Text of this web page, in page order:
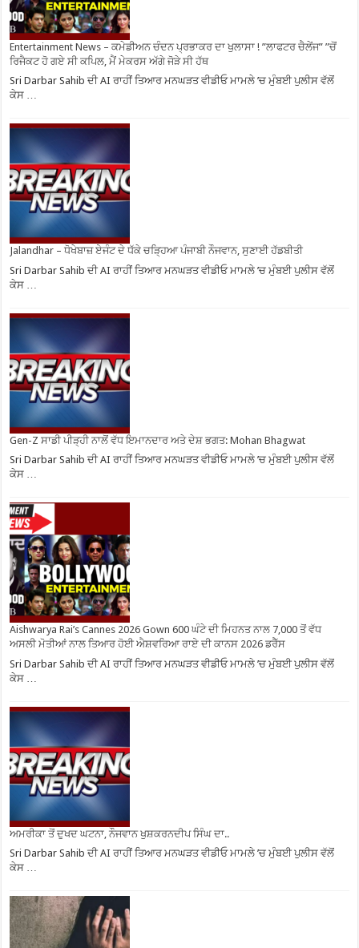
Entertainment News – ਕਮੇਡੀਅਨ ਚੰਦਨ ਪ੍ਰਭਾਕਰ ਦਾ ਖੁਲਾਸਾ ! ”ਲਾਫਟਰ ਚੈਲੇਂਜ” ”ਚੋਂ
ਰਿਜੈਕਟ ਹੋ ਗਏ ਸੀ ਕਪਿਲ, ਮੈਂ ਮੇਕਰਸ ਅੱਗੇ ਜੋੜੇ ਸੀ ਹੱਥ
Sri Darbar Sahib ਦੀ AI ਰਾਹੀਂ ਤਿਆਰ ਮਨਘੜਤ ਵੀਡੀਓ ਮਾਮਲੇ ’ਚ ਮੁੰਬਈ ਪੁਲੀਸ ਵੱਲੋਂ
ਕੇਸ …
Jalandhar – ਧੋਖੇਬਾਜ਼ ਏਜੰਟ ਦੇ ਧੱਕੇ ਚੜ੍ਹਿਆ ਪੰਜਾਬੀ ਨੌਜਵਾਨ, ਸੁਣਾਈ ਹੱਡਬੀਤੀ
Sri Darbar Sahib ਦੀ AI ਰਾਹੀਂ ਤਿਆਰ ਮਨਘੜਤ ਵੀਡੀਓ ਮਾਮਲੇ ’ਚ ਮੁੰਬਈ ਪੁਲੀਸ ਵੱਲੋਂ
ਕੇਸ …
Gen-Z ਸਾਡੀ ਪੀੜ੍ਹੀ ਨਾਲੋਂ ਵੱਧ ਇਮਾਨਦਾਰ ਅਤੇ ਦੇਸ਼ ਭਗਤ: Mohan Bhagwat
Sri Darbar Sahib ਦੀ AI ਰਾਹੀਂ ਤਿਆਰ ਮਨਘੜਤ ਵੀਡੀਓ ਮਾਮਲੇ ’ਚ ਮੁੰਬਈ ਪੁਲੀਸ ਵੱਲੋਂ
ਕੇਸ …
Aishwarya Rai’s Cannes 2026 Gown 600 ਘੰਟੇ ਦੀ ਮਿਹਨਤ ਨਾਲ 7,000 ਤੋਂ ਵੱਧ
ਅਸਲੀ ਮੋਤੀਆਂ ਨਾਲ ਤਿਆਰ ਹੋਈ ਐਸ਼ਵਰਿਆ ਰਾਏ ਦੀ ਕਾਨਸ 2026 ਡਰੈੱਸ
Sri Darbar Sahib ਦੀ AI ਰਾਹੀਂ ਤਿਆਰ ਮਨਘੜਤ ਵੀਡੀਓ ਮਾਮਲੇ ’ਚ ਮੁੰਬਈ ਪੁਲੀਸ ਵੱਲੋਂ
ਕੇਸ …
ਅਮਰੀਕਾ ਤੋਂ ਦੁਖਦ ਘਟਨਾ, ਨੌਜਵਾਨ ਖੁਸ਼ਕਰਨਦੀਪ ਸਿੰਘ ਦਾ..
Sri Darbar Sahib ਦੀ AI ਰਾਹੀਂ ਤਿਆਰ ਮਨਘੜਤ ਵੀਡੀਓ ਮਾਮਲੇ ’ਚ ਮੁੰਬਈ ਪੁਲੀਸ ਵੱਲੋਂ
ਕੇਸ …